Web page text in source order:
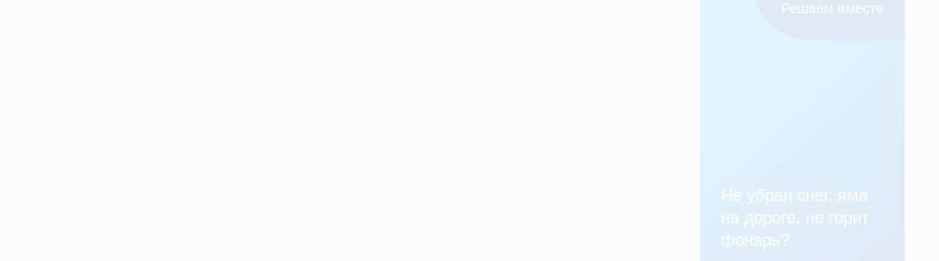
Решаем вместе
Не убран снег, яма
на дороге, не горит
фонарь?